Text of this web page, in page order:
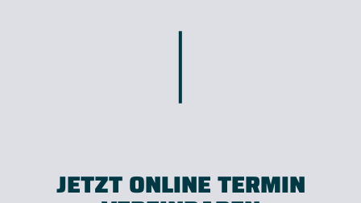
JETZT ONLINE TERMIN